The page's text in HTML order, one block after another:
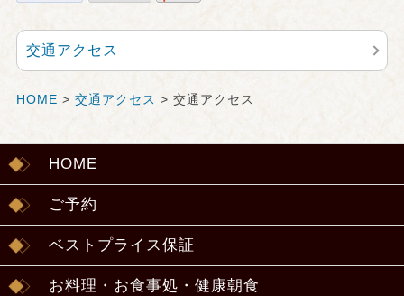
交通アクセス
HOME > 交通アクセス > 交通アクセス
HOME
ご予約
ベストプライス保証
お料理・お食事処・健康朝食